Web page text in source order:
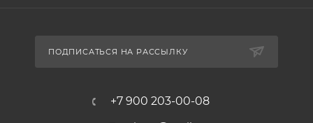
ПОДПИСАТЬСЯ НА РАССЫЛКУ
+7 900 203-00-08